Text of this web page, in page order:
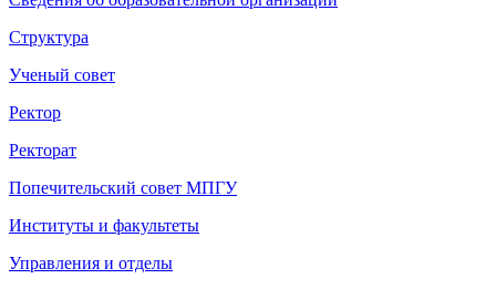
Структура
Ученый совет
Ректор
Ректорат
Попечительский совет МПГУ
Институты и факультеты
Управления и отделы